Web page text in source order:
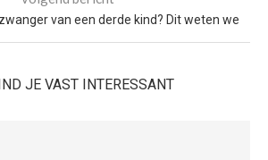
van een derde kind? Dit weten we
JE VAST INTERESSANT